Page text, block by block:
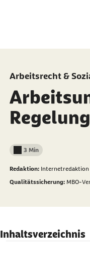
Arbeitsrecht &
Lesedauer weniger als
3 Min
Redaktion: Internetredaktion
Qualitätssicherung: MBO-
Inhaltsverzeichnis